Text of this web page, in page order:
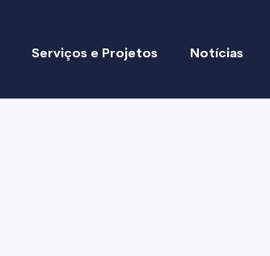
Serviços e Projetos Notícias